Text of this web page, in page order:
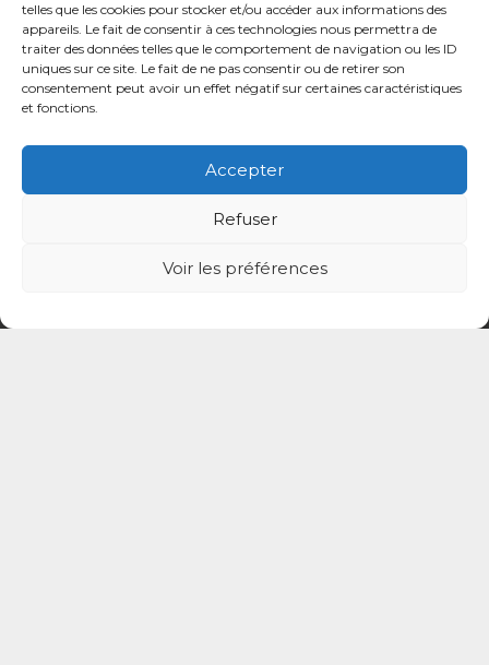
telles que les cookies pour stocker et/ou accéder aux informations des
appareils. Le fait de consentir à ces technologies nous permettra de
traiter des données telles que le comportement de navigation ou les ID
uniques sur ce site. Le fait de ne pas consentir ou de retirer son
consentement peut avoir un effet négatif sur certaines caractéristiques
et fonctions.
Accepter
Refuser
Voir les préférences
Politique de confidentialité du site
Politique de protection des données de la CPTS
ADP 94